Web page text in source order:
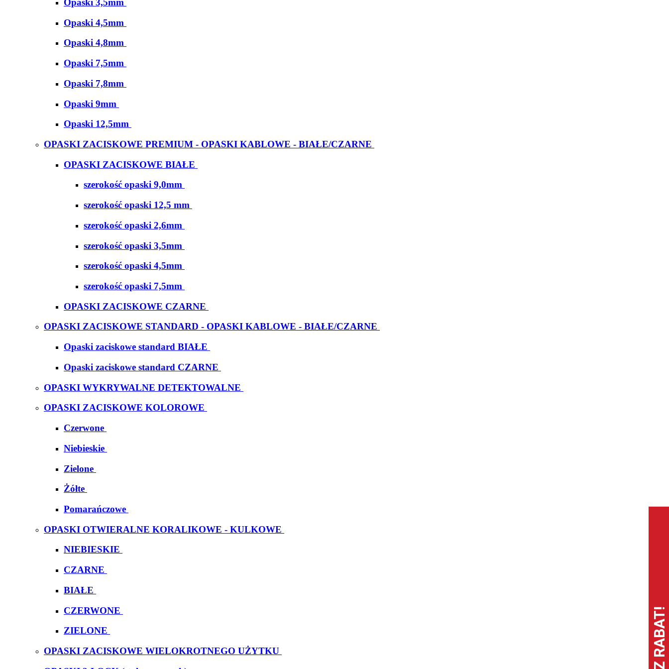
Opaski 3,5mm
Opaski 4,5mm
Opaski 4,8mm
Opaski 7,5mm
Opaski 7,8mm
Opaski 9mm
Opaski 12,5mm
OPASKI ZACISKOWE PREMIUM - OPASKI KABLOWE - BIAŁE/CZARNE
OPASKI ZACISKOWE BIAŁE
szerokość opaski 9,0mm
szerokość opaski 12,5 mm
szerokość opaski 2,6mm
szerokość opaski 3,5mm
szerokość opaski 4,5mm
szerokość opaski 7,5mm
OPASKI ZACISKOWE CZARNE
OPASKI ZACISKOWE STANDARD - OPASKI KABLOWE - BIAŁE/CZARNE
Opaski zaciskowe standard BIAŁE
Opaski zaciskowe standard CZARNE
OPASKI WYKRYWALNE DETEKTOWALNE
OPASKI ZACISKOWE KOLOROWE
Czerwone
Niebieskie
Zielone
Żółte
Pomarańczowe
OPASKI OTWIERALNE KORALIKOWE - KULKOWE
NIEBIESKIE
CZARNE
BIAŁE
CZERWONE
ZIELONE
OPASKI ZACISKOWE WIELOKROTNEGO UŻYTKU